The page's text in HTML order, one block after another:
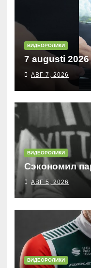
ВИДЕОРОЛИКИ
7 augusti 2026
АВГ 7, 2026
ВИДЕОРОЛИКИ
Сэкономил
АВГ 5, 2026
ВИДЕОРОЛИКИ